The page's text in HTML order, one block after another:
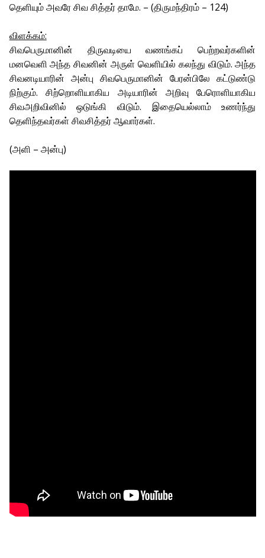
தெளியும் அவரே சிவ சித்தர் தாமே. – (திருமந்திரம் – 124)
விளக்கம்:
சிவபெருமானின் திருவடியை வணங்கப் பெற்றவர்களின்
மனவெளி அந்த சிவனின் அருள் வெளியில் கலந்து விடும். அந்த
சிவனடியாரின் அன்பு சிவபெருமானின் பேரன்பிலே கட்டுண்டு
நிற்கும். சிற்றொளியாகிய அடியாரின் அறிவு பேரொளியாகிய
சிவஅறிவினில் ஒடுங்கி விடும். இதையெல்லாம் உணர்ந்து
தெளிந்தவர்கள் சிவசித்தர் ஆவார்கள்.
(அளி – அன்பு)